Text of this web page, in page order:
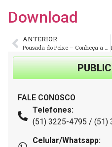
Download
ANTERIOR
Pousada do Peixe – Conheça a Pousada do Sindirodosul em Cidreira – RS
FALE CONOSCO
Telefones:
(51) 3225-4795 / (51)
Celular/Whatsapp: